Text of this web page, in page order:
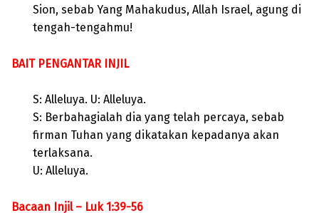
Sion, sebab Yang Mahakudus, Allah Israel, agung di
tengah-tengahmu!
BAIT PENGANTAR INJIL
S: Alleluya. U: Alleluya.
S: Berbahagialah dia yang telah percaya, sebab
firman Tuhan yang dikatakan kepadanya akan
terlaksana.
U: Alleluya.
Bacaan Injil – Luk 1:39-56